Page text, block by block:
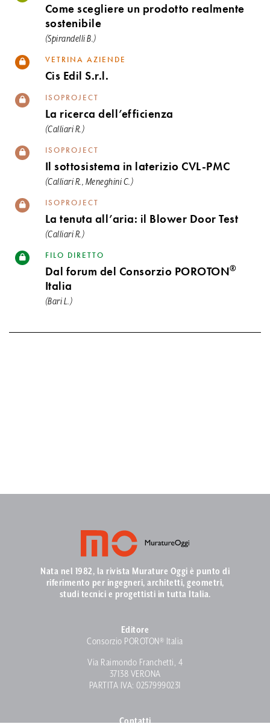
Come scegliere un prodotto realmente
sostenibile
(Spirandelli B.)
VETRINA AZIENDE
Cis Edil S.r.l.
ISOPROJECT
La ricerca dell’efficienza
(Calliari R.)
ISOPROJECT
Il sottosistema in laterizio CVL-PMC
(Calliari R., Meneghini C.)
ISOPROJECT
La tenuta all’aria: il Blower Door Test
(Calliari R.)
FILO DIRETTO
Dal forum del Consorzio POROTON®
Italia
(Bari L.)
Nata nel 1982, la rivista Murature Oggi è punto di
riferimento per ingegneri, architetti, geometri,
studi tecnici e progettisti in tutta Italia.
Editore
Consorzio POROTON® Italia
Via Raimondo Franchetti, 4
37138 VERONA
PARTITA IVA: 02579990231
Contatti